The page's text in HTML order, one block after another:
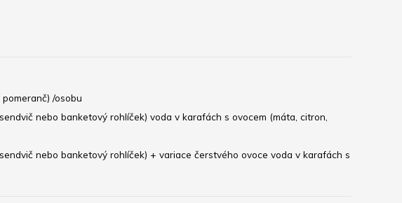
/osobu
nebo banketový rohlíček) voda v karafách s ovocem (máta, citron,
nebo banketový rohlíček) + variace čerstvého ovoce voda v karafách s